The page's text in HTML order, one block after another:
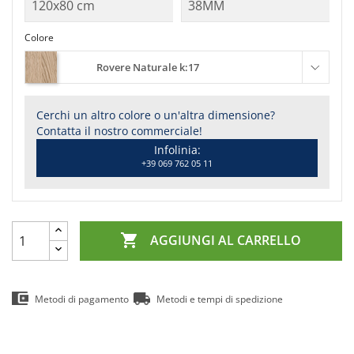
Colore
Rovere Naturale k:17
Cerchi un altro colore o un'altra dimensione?
Contatta il nostro commerciale!
Infolinia:
+39 069 762 05 11
 AGGIUNGI AL CARRELLO
Metodi di pagamento Metodi e tempi di spedizione